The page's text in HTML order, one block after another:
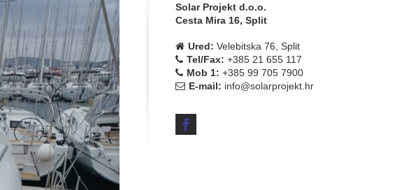
Solar Projekt d.o.o.
Cesta Mira 16, Split
Ured: Velebitska 76, Split
Tel/Fax: +385 21 655 117
Mob 1: +385 99 705 7900
E-mail: info@solarprojekt.hr